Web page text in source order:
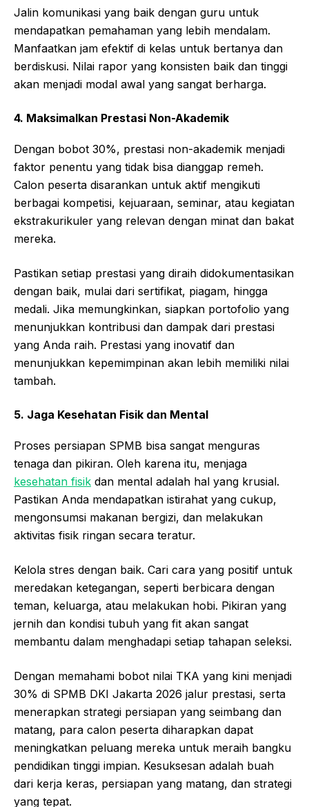
Jalin komunikasi yang baik dengan guru untuk
mendapatkan pemahaman yang lebih mendalam.
Manfaatkan jam efektif di kelas untuk bertanya dan
berdiskusi. Nilai rapor yang konsisten baik dan tinggi
akan menjadi modal awal yang sangat berharga.
4. Maksimalkan Prestasi Non-Akademik
Dengan bobot 30%, prestasi non-akademik menjadi
faktor penentu yang tidak bisa dianggap remeh.
Calon peserta disarankan untuk aktif mengikuti
berbagai kompetisi, kejuaraan, seminar, atau kegiatan
ekstrakurikuler yang relevan dengan minat dan bakat
mereka.
Pastikan setiap prestasi yang diraih didokumentasikan
dengan baik, mulai dari sertifikat, piagam, hingga
medali. Jika memungkinkan, siapkan portofolio yang
menunjukkan kontribusi dan dampak dari prestasi
yang Anda raih. Prestasi yang inovatif dan
menunjukkan kepemimpinan akan lebih memiliki nilai
tambah.
5. Jaga Kesehatan Fisik dan Mental
Proses persiapan SPMB bisa sangat menguras
tenaga dan pikiran. Oleh karena itu, menjaga
kesehatan fisik dan mental adalah hal yang krusial.
Pastikan Anda mendapatkan istirahat yang cukup,
mengonsumsi makanan bergizi, dan melakukan
aktivitas fisik ringan secara teratur.
Kelola stres dengan baik. Cari cara yang positif untuk
meredakan ketegangan, seperti berbicara dengan
teman, keluarga, atau melakukan hobi. Pikiran yang
jernih dan kondisi tubuh yang fit akan sangat
membantu dalam menghadapi setiap tahapan seleksi.
Dengan memahami bobot nilai TKA yang kini menjadi
30% di SPMB DKI Jakarta 2026 jalur prestasi, serta
menerapkan strategi persiapan yang seimbang dan
matang, para calon peserta diharapkan dapat
meningkatkan peluang mereka untuk meraih bangku
pendidikan tinggi impian. Kesuksesan adalah buah
dari kerja keras, persiapan yang matang, dan strategi
yang tepat.